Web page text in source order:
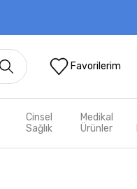
Favorilerim
Cinsel
Sağlık
Medikal
Ürünler